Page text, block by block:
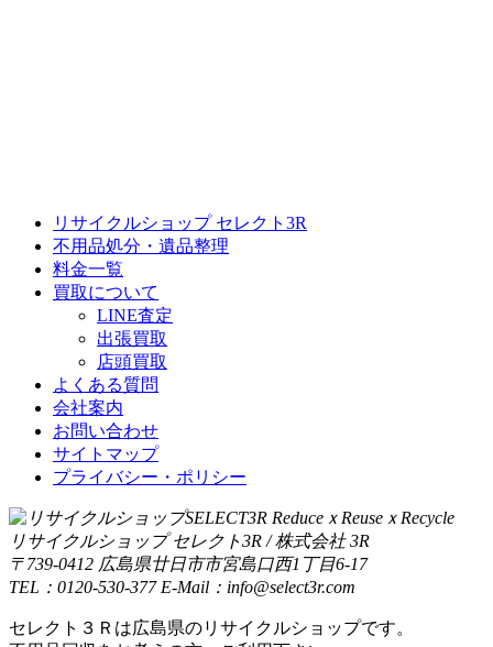
リサイクルショップ セレクト3R
不用品処分・遺品整理
料金一覧
買取について
LINE査定
出張買取
店頭買取
よくある質問
会社案内
お問い合わせ
サイトマップ
プライバシー・ポリシー
リサイクルショップ セレクト3R / 株式会社 3R
〒739-0412 広島県廿日市市宮島口西1丁目6-17
TEL：0120-530-377 E-Mail：info@select3r.com
セレクト３Ｒは広島県のリサイクルショップです。